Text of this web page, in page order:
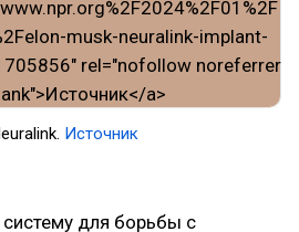
Источник
для борьбы с